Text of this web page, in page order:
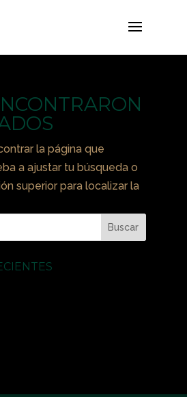
la página que
a ajustar tu búsqueda o
superior para localizar la